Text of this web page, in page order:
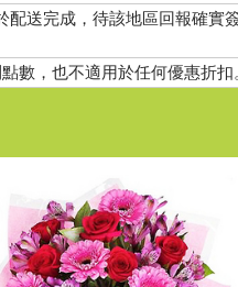
送完成，待該地區回報確實
數，也不適用於任何優惠折扣